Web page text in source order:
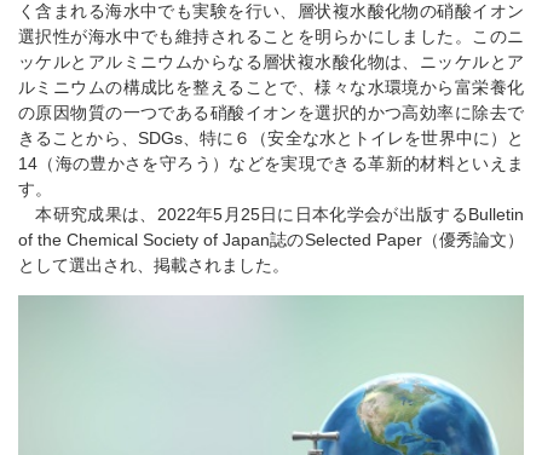
く含まれる海水中でも実験を行い、層状複水酸化物の硝酸イオン
選択性が海水中でも維持されることを明らかにしました。このニ
ッケルとアルミニウムからなる層状複水酸化物は、ニッケルとア
ルミニウムの構成比を整えることで、様々な水環境から富栄養化
の原因物質の一つである硝酸イオンを選択的かつ高効率に除去で
きることから、SDGs、特に６（安全な水とトイレを世界中に）と
14（海の豊かさを守ろう）などを実現できる革新的材料といえま
す。
本研究成果は、2022年5月25日に日本化学会が出版するBulletin
of the Chemical Society of Japan誌のSelected Paper（優秀論文）
として選出され、掲載されました。